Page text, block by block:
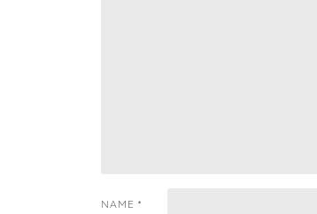
NAME *